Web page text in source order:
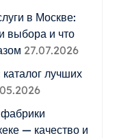
в Москве:
выбора и что
27.07.2026
лучших
— качество и